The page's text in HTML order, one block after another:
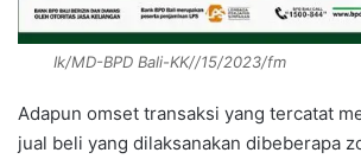
Ik/MD-BPD Bali-KK//15/2023/fm
Adapun omset transaksi yang tercatat
jual beli yang dilaksanakan dibeberapa